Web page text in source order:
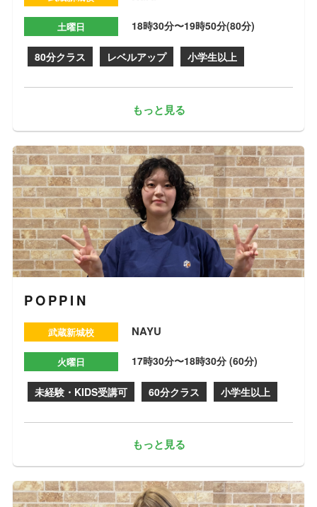
土曜日 18時30分〜19時50分(80分)
80分クラス レベルアップ 小学生以上
もっと見る
POPPIN
武蔵新城校 NAYU
火曜日 17時30分〜18時30分 (60分)
未経験・KIDS受講可 60分クラス 小学生以上
もっと見る